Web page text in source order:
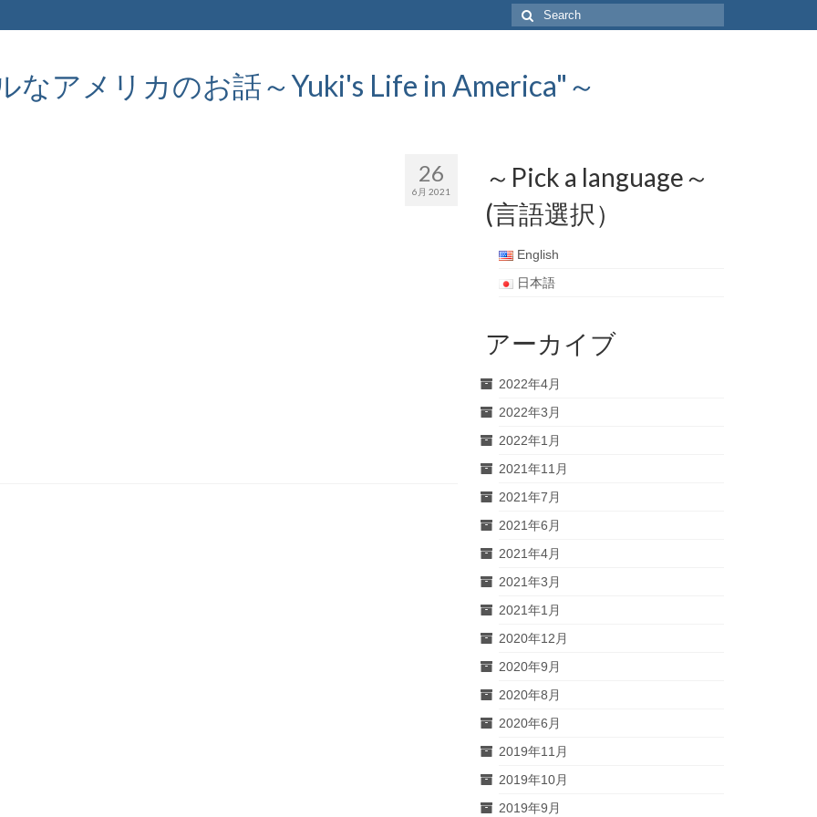
Search
for:
なアメリカのお話～Yuki's Life in America"～
26
6月 2021
～Pick a language～
(言語選択）
English
日本語
アーカイブ
2022年4月
2022年3月
2022年1月
2021年11月
2021年7月
2021年6月
2021年4月
2021年3月
2021年1月
2020年12月
2020年9月
2020年8月
2020年6月
2019年11月
2019年10月
2019年9月